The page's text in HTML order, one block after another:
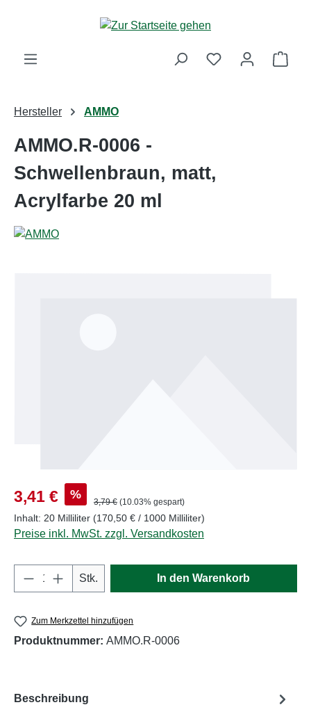
Zum Hauptinhalt springen
Hersteller AMMO
AMMO.R-0006 -
Schwellenbraun, matt,
Acrylfarbe 20 ml
Verkaufspreis:
3,41 € % Regulärer Preis:
3,79 € (10.03% gespart)
Inhalt: 20 Milliliter (170,50 € / 1000 Milliliter)
Preise inkl. MwSt. zzgl. Versandkosten
Produkt Anzahl: Gib den gewünschten
Stk. In den Warenkorb
Zum Merkzettel hinzufügen
Produktnummer: AMMO.R-0006
Beschreibung